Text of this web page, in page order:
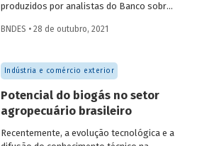
produzidos por analistas do Banco sobre
agroecologia, importantes áreas do
sobre os artigos e confira a publicação
completa.
BNDES • 28 de outubro, 2021
Indústria e comércio exterior
Potencial do biogás no setor
agropecuário brasileiro
Recentemente, a evolução tecnológica e a